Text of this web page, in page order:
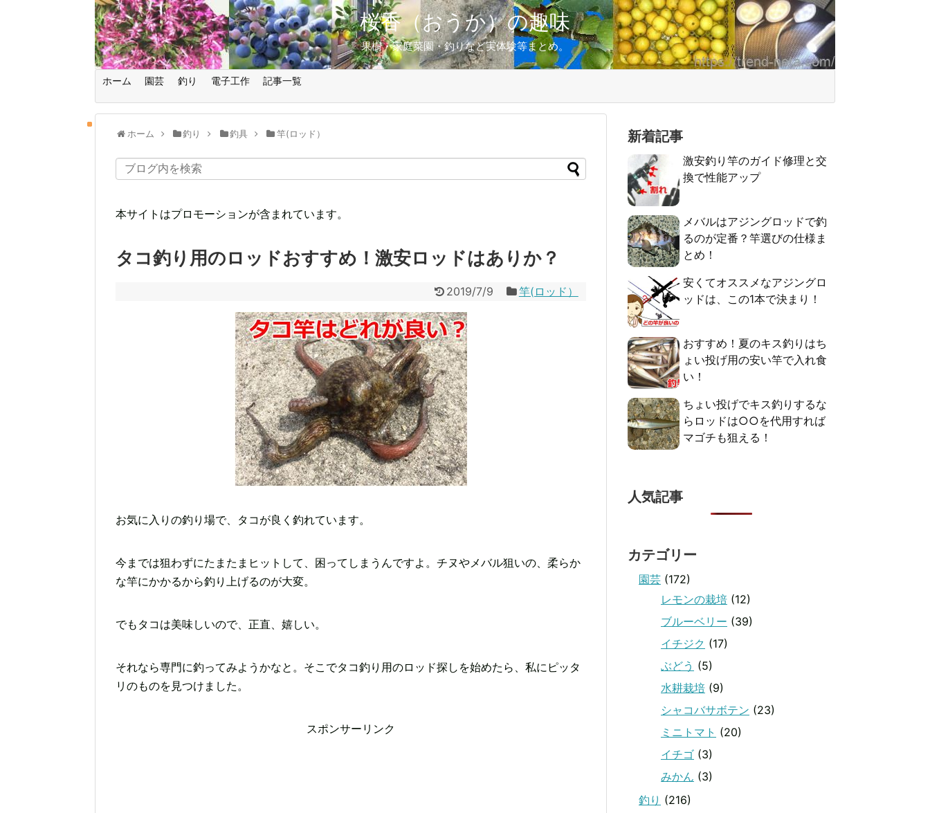
桜香（おうか）の趣味
果樹・家庭菜園・釣りなど実体験等まとめ。
ホーム 園芸 釣り 電子工作 記事一覧
ホーム 釣り 釣具 竿(ロッド）
本サイトはプロモーションが含まれています。
タコ釣り用のロッドおすすめ！激安ロッドはありか？
2019/7/9 竿(ロッド）
お気に入りの釣り場で、タコが良く釣れています。
今までは狙わずにたまたまヒットして、困ってしまうんですよ。チヌやメバル狙いの、柔らか
な竿にかかるから釣り上げるのが大変。
でもタコは美味しいので、正直、嬉しい。
それなら専門に釣ってみようかなと。そこでタコ釣り用のロッド探しを始めたら、私にピッタ
リのものを見つけました。
スポンサーリンク
新着記事
激安釣り竿のガイド修理と交
換で性能アップ
メバルはアジングロッドで釣
るのが定番？竿選びの仕様ま
とめ！
安くてオススメなアジングロ
ッドは、この1本で決まり！
おすすめ！夏のキス釣りはち
ょい投げ用の安い竿で入れ食
い！
ちょい投げでキス釣りするな
らロッドは○○を代用すれば
マゴチも狙える！
人気記事
カテゴリー
園芸 (172)
レモンの栽培 (12)
ブルーベリー (39)
イチジク (17)
ぶどう (5)
水耕栽培 (9)
シャコバサボテン (23)
ミニトマト (20)
イチゴ (3)
みかん (3)
釣り (216)